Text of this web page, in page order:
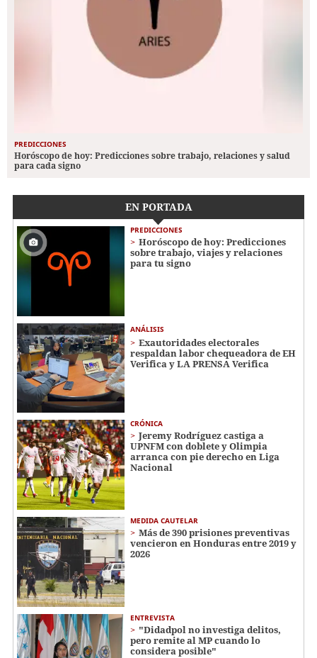
PREDICCIONES
Horóscopo de hoy: Predicciones sobre trabajo, relaciones y salud
para cada signo
EN PORTADA
PREDICCIONES
Horóscopo de hoy: Predicciones
sobre trabajo, viajes y relaciones
para tu signo
ANÁLISIS
Exautoridades electorales
respaldan labor chequeadora de EH
Verifica y LA PRENSA Verifica
CRÓNICA
Jeremy Rodríguez castiga a
UPNFM con doblete y Olimpia
arranca con pie derecho en Liga
Nacional
MEDIDA CAUTELAR
Más de 390 prisiones preventivas
vencieron en Honduras entre 2019 y
2026
ENTREVISTA
"Didadpol no investiga delitos,
pero remite al MP cuando lo
considera posible"